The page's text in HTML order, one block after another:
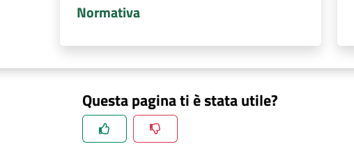
Normativa
Questa pagina ti è stata utile?